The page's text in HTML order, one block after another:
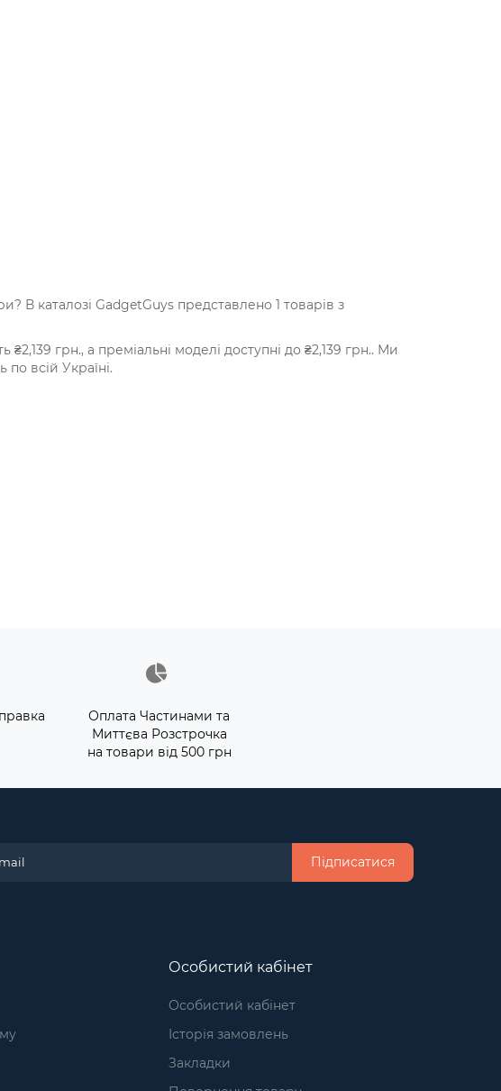
В каталозі GadgetGuys представлено 1 товарів з
грн., а преміальні моделі доступні до ₴2,139 грн.. Ми
всій Україні.
Оплата Частинами та
Миттєва Розстрочка
на товари від 500 грн
Підписатися
Особистий кабінет
Особистий кабінет
Історія замовлень
Закладки